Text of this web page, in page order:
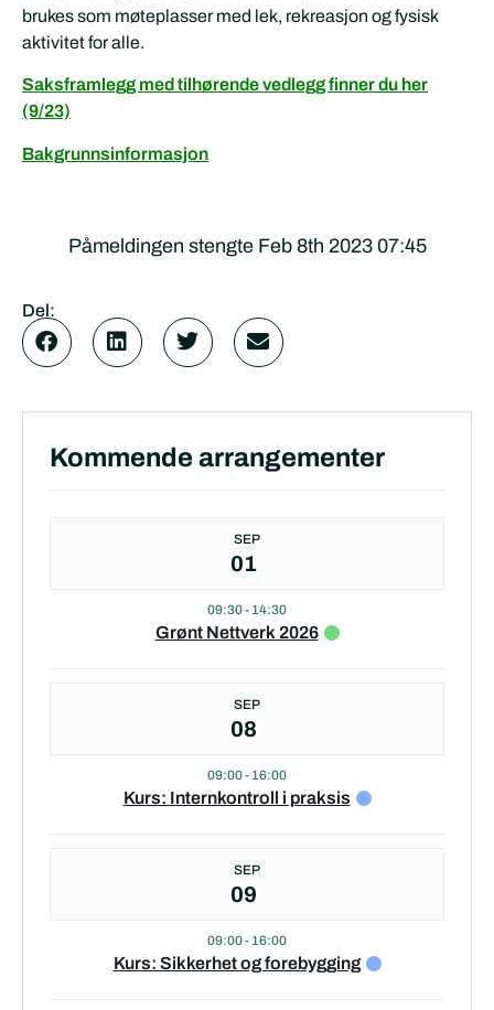
brukes som møteplasser med lek, rekreasjon og fysisk
aktivitet for alle.
Saksframlegg med tilhørende vedlegg finner du her
(9/23)
Bakgrunnsinformasjon
Påmeldingen stengte Feb 8th 2023 07:45
Del:
Kommende arrangementer
01
SEP
09:30- 14:30
Grønt Nettverk 2026
08
SEP
09:00- 16:00
Kurs: Internkontroll i praksis
09
SEP
09:00- 16:00
Kurs: Sikkerhet og forebygging